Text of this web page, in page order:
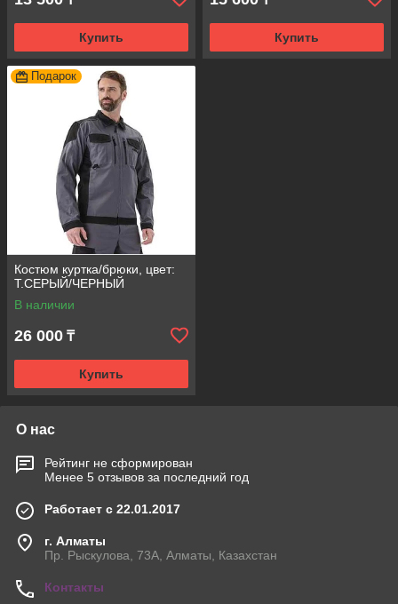
Купить Купить
Подарок
Костюм куртка/брюки, цвет:
Т.СЕРЫЙ/ЧЕРНЫЙ
В наличии
26 000 ₸
Купить
О нас
Рейтинг не сформирован
Менее 5 отзывов за последний год
Работает с 22.01.2017
г. Алматы
Пр. Рыскулова, 73А, Алматы, Казахстан
Контакты